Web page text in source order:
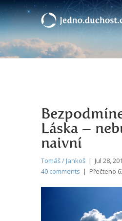
Láska –
naivní
Tomáš / Jankoš | Jul 28,
40 comments | Přečteno